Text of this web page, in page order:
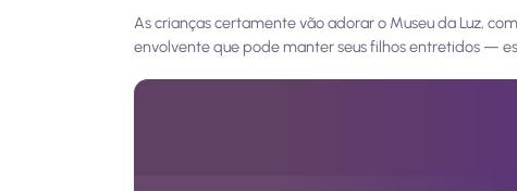
As crianças certamente vão adorar o Museu da Luz,
envolvente que pode manter seus filhos entretidos —